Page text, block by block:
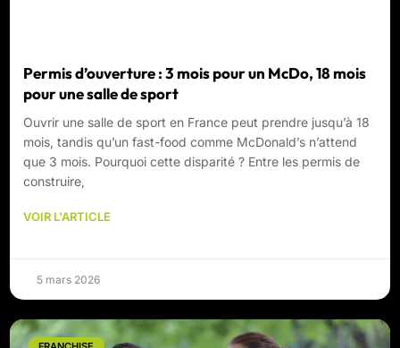
Permis d’ouverture : 3 mois pour un McDo, 18 mois
pour une salle de sport
Ouvrir une salle de sport en France peut prendre jusqu’à 18
mois, tandis qu’un fast-food comme McDonald’s n’attend
que 3 mois. Pourquoi cette disparité ? Entre les permis de
construire,
VOIR L'ARTICLE
5 mars 2026